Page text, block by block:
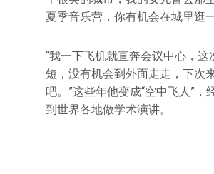
夏季音乐营，你有机会在城里逛
“我一下飞机就直奔会议中心，这
短，没有机会到外面走走，下次
吧。‌‌”这些年他变成‌‌“空中飞人‌‌”，
到世界各地做学术演讲。